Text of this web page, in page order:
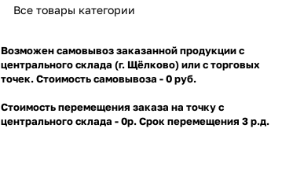
Все товары категории
Возможен самовывоз заказанной продукции с
центрального склада (г. Щёлково) или с торговых
точек. Стоимость самовывоза - 0 руб.
Стоимость перемещения заказа на точку с
центрального склада - 0р. Срок перемещения 3 р.д.